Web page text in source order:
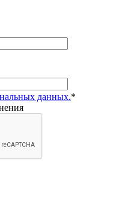
данных.*